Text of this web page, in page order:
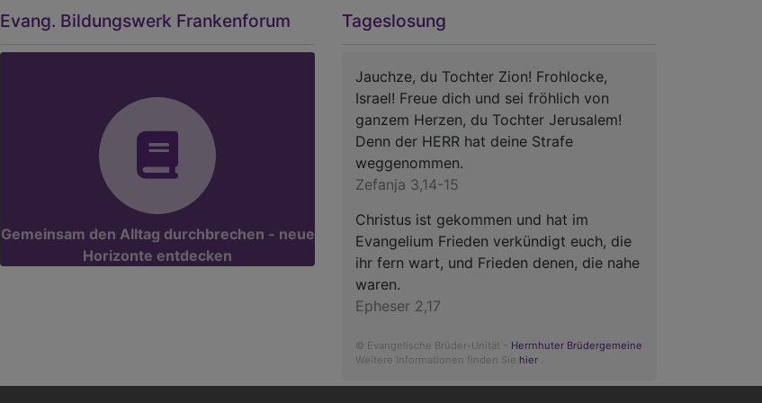
Evang. Bildungswerk Frankenforum
Gemeinsam den Alltag durchbrechen - neue
Horizonte entdecken
Tageslosung
Jauchze, du Tochter Zion! Frohlocke,
Israel! Freue dich und sei fröhlich von
ganzem Herzen, du Tochter Jerusalem!
Denn der HERR hat deine Strafe
weggenommen.
Zefanja 3,14-15
Christus ist gekommen und hat im
Evangelium Frieden verkündigt euch, die
ihr fern wart, und Frieden denen, die nahe
waren.
Epheser 2,17
© Evangelische Brüder-Unität – Herrnhuter Brüdergemeine
Weitere Informationen finden Sie hier .